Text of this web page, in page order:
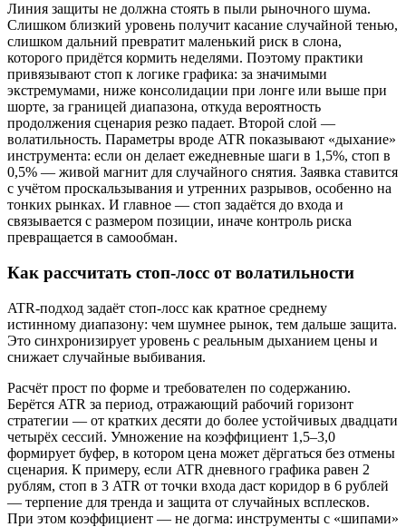
Линия защиты не должна стоять в пыли рыночного шума.
Слишком близкий уровень получит касание случайной тенью,
слишком дальний превратит маленький риск в слона,
которого придётся кормить неделями. Поэтому практики
привязывают стоп к логике графика: за значимыми
экстремумами, ниже консолидации при лонге или выше при
шорте, за границей диапазона, откуда вероятность
продолжения сценария резко падает. Второй слой —
волатильность. Параметры вроде ATR показывают «дыхание»
инструмента: если он делает ежедневные шаги в 1,5%, стоп в
0,5% — живой магнит для случайного снятия. Заявка ставится
с учётом проскальзывания и утренних разрывов, особенно на
тонких рынках. И главное — стоп задаётся до входа и
связывается с размером позиции, иначе контроль риска
превращается в самообман.
Как рассчитать стоп‑лосс от волатильности
ATR‑подход задаёт стоп‑лосс как кратное среднему
истинному диапазону: чем шумнее рынок, тем дальше защита.
Это синхронизирует уровень с реальным дыханием цены и
снижает случайные выбивания.
Расчёт прост по форме и требователен по содержанию.
Берётся ATR за период, отражающий рабочий горизонт
стратегии — от кратких десяти до более устойчивых двадцати
четырёх сессий. Умножение на коэффициент 1,5–3,0
формирует буфер, в котором цена может дёргаться без отмены
сценария. К примеру, если ATR дневного графика равен 2
рублям, стоп в 3 ATR от точки входа даст коридор в 6 рублей
— терпение для тренда и защита от случайных всплесков.
При этом коэффициент — не догма: инструменты с «шипами»